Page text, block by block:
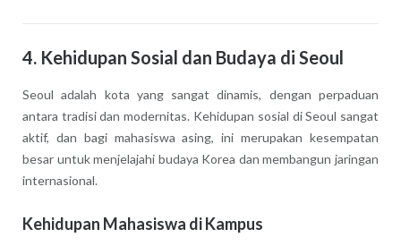
4. Kehidupan Sosial dan Budaya di Seoul
Seoul adalah kota yang sangat dinamis, dengan perpaduan
antara tradisi dan modernitas. Kehidupan sosial di Seoul sangat
aktif, dan bagi mahasiswa asing, ini merupakan kesempatan
besar untuk menjelajahi budaya Korea dan membangun jaringan
internasional.
Kehidupan Mahasiswa di Kampus